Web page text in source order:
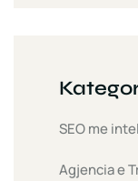
SEO me
Agjencia e